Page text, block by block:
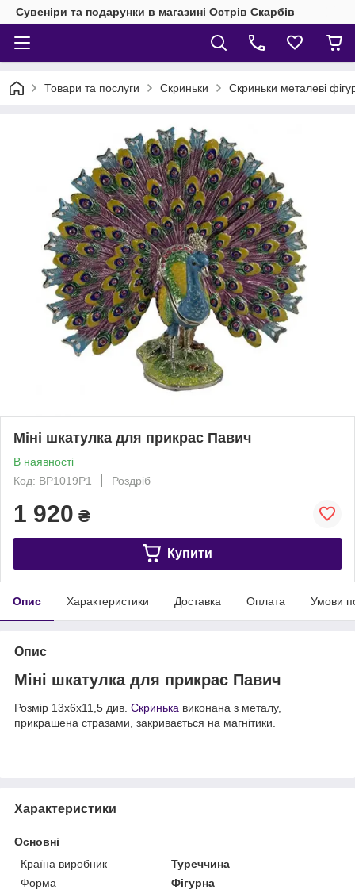
Сувеніри та подарунки в магазині Острів Скарбів
Товари та послуги Скриньки Скриньки металеві
Міні шкатулка для прикрас Павич
В наявності
Код: BP1019P1
Роздріб
1 920 ₴
Купити
Опис Характеристики Доставка Оплата Умови
Опис
Міні шкатулка для прикрас Павич
Розмір 13х6х11,5 див. Скринька виконана з металу,
прикрашена стразами, закривається на магнітики.
Характеристики
Основні
Країна виробник
Туреччина
Форма
Фігурна